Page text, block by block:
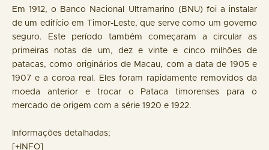
Em 1912, o Banco Nacional Ultramarino (BNU) foi a instalar
de um edifício em Timor-Leste, que serve como um governo
seguro. Este período também começaram a circular as
primeiras notas de um, dez e vinte e cinco milhões de
patacas, como originários de Macau, com a data de 1905 e
1907 e a coroa real. Eles foram rapidamente removidos da
moeda anterior e trocar o Pataca timorenses para o
mercado de origem com a série 1920 e 1922.
Informações detalhadas;
[+INFO]